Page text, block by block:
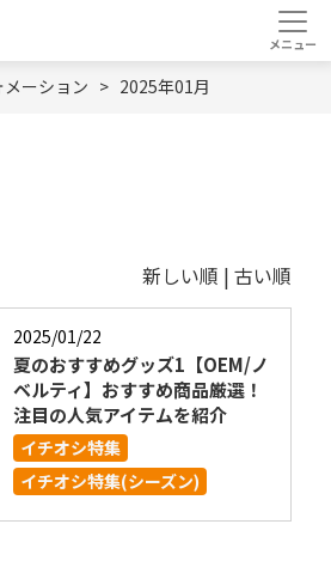
ーション 2025年01月
新しい順 | 古い順
2025/01/22
夏のおすすめグッズ1【OEM/ノ
ベルティ】おすすめ商品厳選！
注目の人気アイテムを紹介
イチオシ特集
イチオシ特集(シーズン)